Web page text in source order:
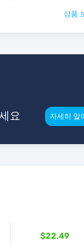
상품
요 자세히 알
$22.49